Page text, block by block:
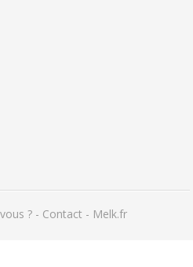
?- Contact - Melk.fr